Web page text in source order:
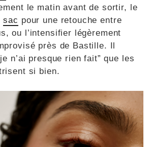
le matin avant de sortir, le
sac pour une retouche entre
ou l’intensifier légèrement
près de Bastille. Il
n’ai presque rien fait” que les
si bien.